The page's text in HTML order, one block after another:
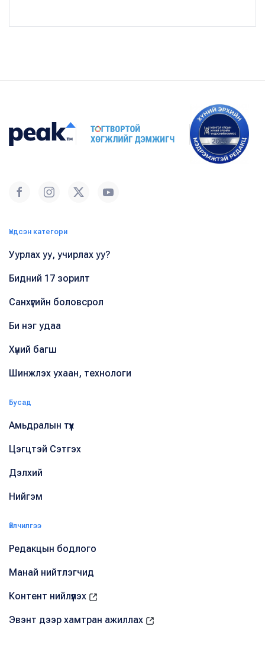
Үндсэн категори
Уурлах уу, учирлах уу?
Бидний 17 зорилт
Санхүүгийн боловсрол
Би нэг удаа
Хүний багш
Шинжлэх ухаан, технологи
Бусад
Амьдралын түүх
Цэгцтэй Сэтгэх
Дэлхий
Нийгэм
Үйлчилгээ
Редакцын бодлого
Манай нийтлэгчид
Контент нийлүүлэх
Эвэнт дээр хамтран ажиллах